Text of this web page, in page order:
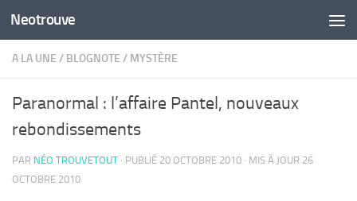
Skip to content
Neotrouve
A LA UNE / BLOGNOTE / MYSTÈRE
Paranormal : l’affaire Pantel, nouveaux
rebondissements
PAR NÉO TROUVETOUT · PUBLIÉ 20 OCTOBRE 2010 · MIS À JOUR 26
OCTOBRE 2010